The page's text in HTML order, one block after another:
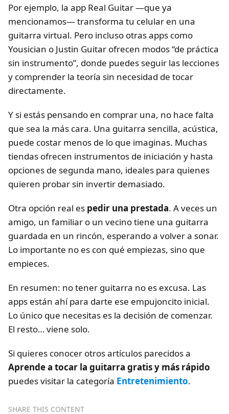
Por ejemplo, la app Real Guitar —que ya
mencionamos— transforma tu celular en una
guitarra virtual. Pero incluso otras apps como
Yousician o Justin Guitar ofrecen modos “de práctica
sin instrumento”, donde puedes seguir las lecciones
y comprender la teoría sin necesidad de tocar
directamente.
Y si estás pensando en comprar una, no hace falta
que sea la más cara. Una guitarra sencilla, acústica,
puede costar menos de lo que imaginas. Muchas
tiendas ofrecen instrumentos de iniciación y hasta
opciones de segunda mano, ideales para quienes
quieren probar sin invertir demasiado.
Otra opción real es pedir una prestada. A veces un
amigo, un familiar o un vecino tiene una guitarra
guardada en un rincón, esperando a volver a sonar.
Lo importante no es con qué empiezas, sino que
empieces.
En resumen: no tener guitarra no es excusa. Las
apps están ahí para darte ese empujoncito inicial.
Lo único que necesitas es la decisión de comenzar.
El resto… viene solo.
Si quieres conocer otros artículos parecidos a
Aprende a tocar la guitarra gratis y más rápido
puedes visitar la categoría Entretenimiento.
SHARE THIS CONTENT